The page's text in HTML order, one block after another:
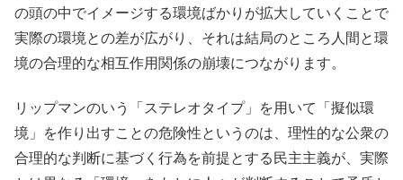
の頭の中でイメージする環境ばかりが拡大していくことで
実際の環境との差が広がり、それは結局のところ人間と環
境の合理的な相互作用関係の崩壊につながります。
リップマンのいう「ステレオタイプ」を用いて「擬似環
境」を作り出すことの危険性というのは、理性的な公衆の
合理的な判断に基づく行為を前提とする民主主義が、実際